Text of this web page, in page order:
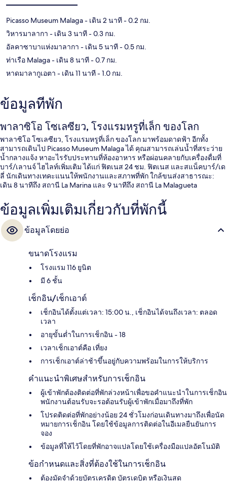
Picasso Museum Malaga- เดิน 2 นาที- 0.2 กม.
วิหารมาลากา - เดิน 3 นาที- 0.3 กม.
อัลคาซาบาแห่งมาลากา - เดิน 5 นาที- 0.5 กม.
ท่าเรือ Malaga- เดิน 8 นาที- 0.7 กม.
หาดมาลากูเอตา - เดิน 11 นาที- 1.0 กม.
ข้อมูลที่พัก
พาลาซิโอ โซเลซียว, โรงแรมหรูที่เล็ก ของโลก
พาลาซิโอ โซเลซียว, โรงแรมหรูที่เล็ก ของโลก มาพร้อมดาดฟ้า อีกทั้ง
สามารถเดินไป Picasso Museum Malaga ได้ คุณสามารถเล่นน้ำที่สระว่าย
น้ำกลางแจ้ง หาอะไรรับประทานที่ห้องอาหาร หรือผ่อนคลายกับเครื่องดื่มที่
บาร์/เลานจ์ ไฮไลท์เพิ่มเติม ได้แก่ ฟิตเนส 24 ชม. ฟิตเนส และสแน็คบาร์/เด
ลี่ นักเดินทางเทคะแนนให้พนักงานและสภาพที่พัก ใกล้ขนส่งสาธารณะ:
เดิน 8 นาทีถึง สถานี La Marina และ 9 นาทีถึง สถานี La Malagueta
ข้อมูลเพิ่มเติมเกี่ยวกับที่พักนี้
ข้อมูลโดยย่อ
ขนาดโรงแรม
โรงแรม 116 ยูนิต
มี 6 ชั้น
เช็กอิน/เช็กเอาต์
เช็กอินได้ตั้งแต่เวลา: 15:00 น., เช็กอินได้จนถึงเวลา: ตลอด
เวลา
อายุขั้นต่ำในการเช็กอิน - 18
เวลาเช็กเอาต์คือ เที่ยง
การเช็กเอาต์ล่าช้าขึ้นอยู่กับความพร้อมในการให้บริการ
คำแนะนำพิเศษสำหรับการเช็กอิน
ผู้เข้าพักต้องติดต่อที่พักล่วงหน้าเพื่อขอคำแนะนำในการเช็กอิน
พนักงานต้อนรับจะรอต้อนรับผู้เข้าพักเมื่อมาถึงที่พัก
โปรดติดต่อที่พักอย่างน้อย 24 ชั่วโมงก่อนเดินทางมาถึงเพื่อนัด
หมายการเช็กอิน โดยใช้ข้อมูลการติดต่อในอีเมลยืนยันการ
จอง
ข้อมูลที่ให้ไว้โดยที่พักอาจแปลโดยใช้เครื่องมือแปลอัตโนมัติ
ข้อกำหนดและสิ่งที่ต้องใช้ในการเช็กอิน
ต้องมัดจำด้วยบัตรเครดิต บัตรเดบิต หรือเงินสด